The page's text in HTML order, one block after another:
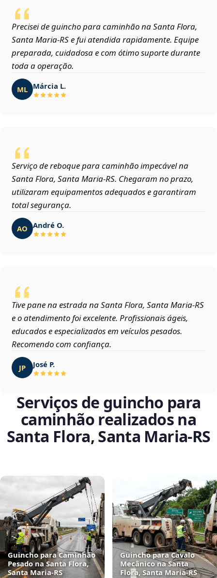
Precisei de guincho para caminhão na Santa Flora,
Santa Maria‑RS e fui atendida rapidamente. Equipe
preparada, cuidadosa e com ótimo suporte durante
toda a operação.
ML Márcia L.
Serviço de reboque para caminhão impecável na
Santa Flora, Santa Maria‑RS. Chegaram no prazo,
utilizaram equipamentos adequados e garantiram
total segurança.
AO André O.
Tive pane na estrada na Santa Flora, Santa Maria‑RS
e o atendimento foi excelente. Profissionais ágeis,
educados e especializados em veículos pesados.
Recomendo com confiança.
JP José P.
Serviços de guincho para
caminhão realizados na
Santa Flora, Santa Maria‑RS
Guincho para Caminhão
Pesado na Santa Flora,
Santa Maria‑RS
Guincho para Cavalo
Mecânico na Santa
Flora, Santa Maria‑RS